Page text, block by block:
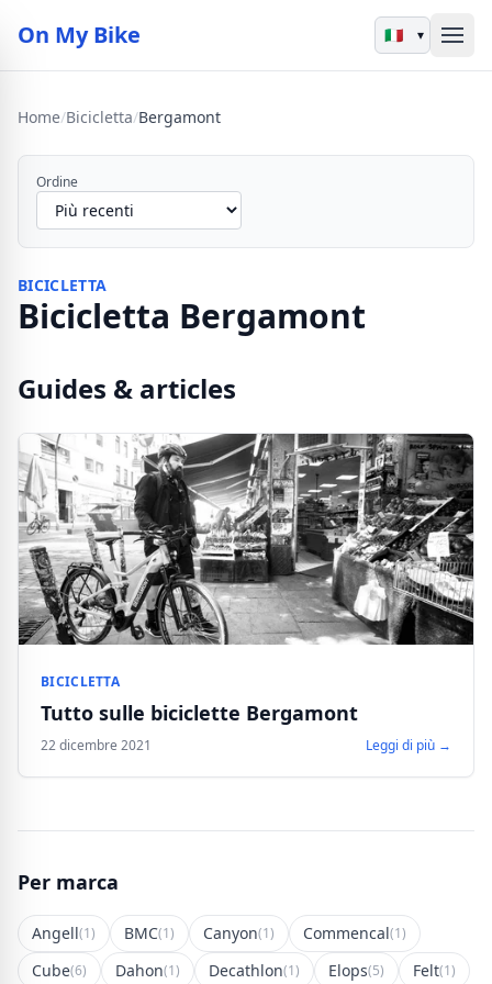
On My Bike ▾
Home/Bicicletta/Bergamont
Ordine
BICICLETTA
Bicicletta Bergamont
Guides & articles
BICICLETTA
Tutto sulle biciclette Bergamont
22 dicembre 2021 Leggi di più →
Per marca
Angell(1) BMC(1) Canyon(1) Commencal(1)
Cube(6) Dahon(1) Decathlon(1) Elops(5) Felt(1)